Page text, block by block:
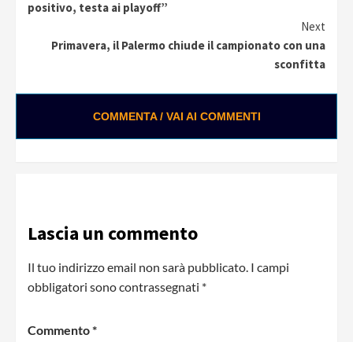
positivo, testa ai playoff”
Next
Primavera, il Palermo chiude il campionato con una
sconfitta
COMMENTA / VAI AI COMMENTI
Lascia un commento
Il tuo indirizzo email non sarà pubblicato. I campi
obbligatori sono contrassegnati *
Commento*